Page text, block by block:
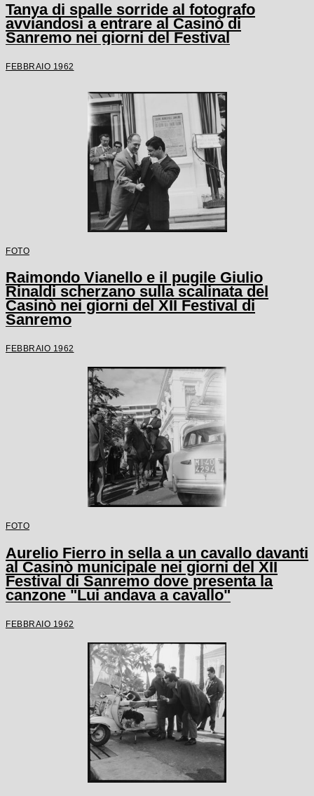
Tanya di spalle sorride al fotografo
avviandosi a entrare al Casinò di
Sanremo nei giorni del Festival
FEBBRAIO 1962
FOTO
Raimondo Vianello e il pugile Giulio
Rinaldi scherzano sulla scalinata del
Casinò nei giorni del XII Festival di
Sanremo
FEBBRAIO 1962
FOTO
Aurelio Fierro in sella a un cavallo davanti
al Casinò municipale nei giorni del XII
Festival di Sanremo dove presenta la
canzone "Lui andava a cavallo"
FEBBRAIO 1962